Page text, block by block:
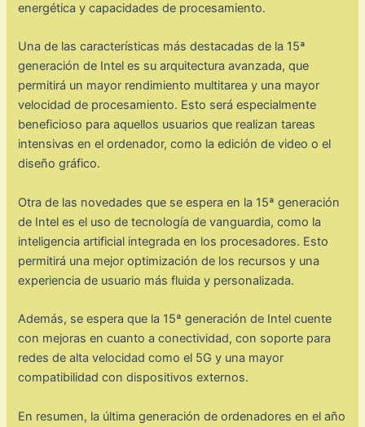
energética y capacidades de procesamiento.
Una de las características más destacadas de la 15ª
generación de Intel es su arquitectura avanzada, que
permitirá un mayor rendimiento multitarea y una mayor
velocidad de procesamiento. Esto será especialmente
beneficioso para aquellos usuarios que realizan tareas
intensivas en el ordenador, como la edición de video o el
diseño gráfico.
Otra de las novedades que se espera en la 15ª generación
de Intel es el uso de tecnología de vanguardia, como la
inteligencia artificial integrada en los procesadores. Esto
permitirá una mejor optimización de los recursos y una
experiencia de usuario más fluida y personalizada.
Además, se espera que la 15ª generación de Intel cuente
con mejoras en cuanto a conectividad, con soporte para
redes de alta velocidad como el 5G y una mayor
compatibilidad con dispositivos externos.
En resumen, la última generación de ordenadores en el año